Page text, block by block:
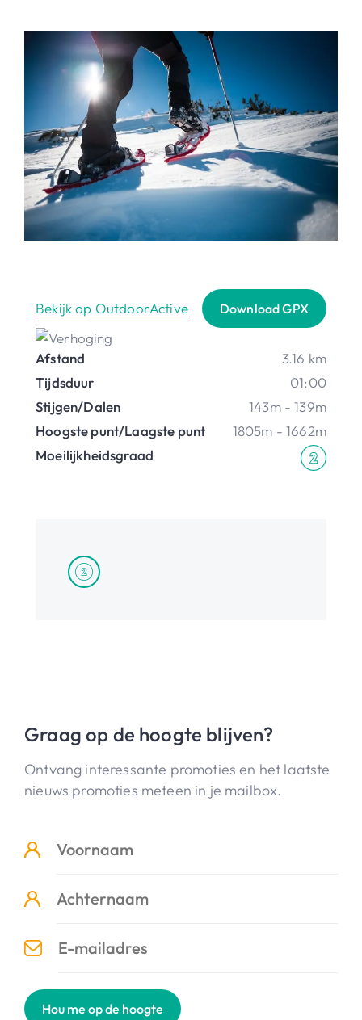
Bekijk op OutdoorActive Download GPX
Afstand
3.16 km
Tijdsduur
01:00
Stijgen/Dalen
143m - 139m
Hoogste punt/Laagste punt
1805m - 1662m
Moeilijkheidsgraad
Graag op de hoogte blijven?
Ontvang interessante promoties en het laatste
nieuws promoties meteen in je mailbox.
Hou me op de hoogte